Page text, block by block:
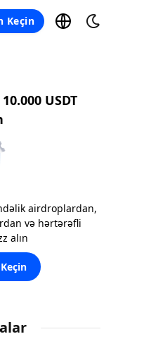
Keçin
USDT
airdroplardan,
və hərtərəfli
alın